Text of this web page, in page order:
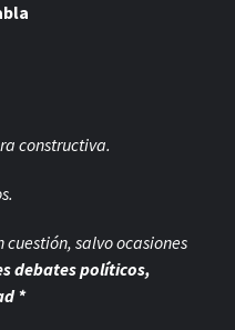
constructiva.
salvo ocasiones
debates políticos,
*